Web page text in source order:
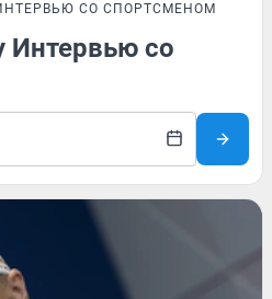
СО СПОРТСМЕНОМ
Интервью со